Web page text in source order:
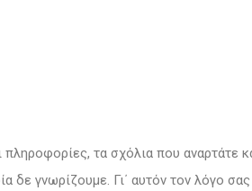
τα σχόλια που αναρτάτε
δε γνωρίζουμε. Γι΄ αυτόν τον λόγο